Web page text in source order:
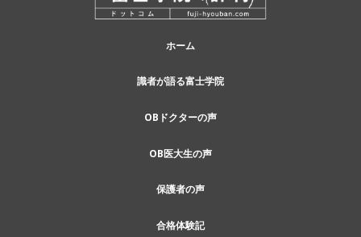
ホーム
識者が語る富士学院
OBドクターの声
OB医大生の声
保護者の声
合格体験記